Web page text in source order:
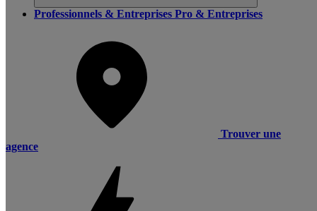
Professionnels & Entreprises Pro & Entreprises
Trouver une
agence